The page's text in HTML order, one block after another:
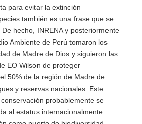
para evitar la extinción
también es una frase que se
hecho, INRENA y posteriormente
Ambiente de Perú tomaron los
de Madre de Dios y siguieron las
EO Wilson de proteger
50% de la región de Madre de
y reservas nacionales. Este
probablemente se
al estatus internacionalmente